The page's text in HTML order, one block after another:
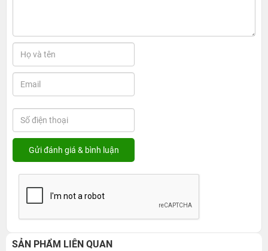
SẢN PHẨM LIÊN QUAN